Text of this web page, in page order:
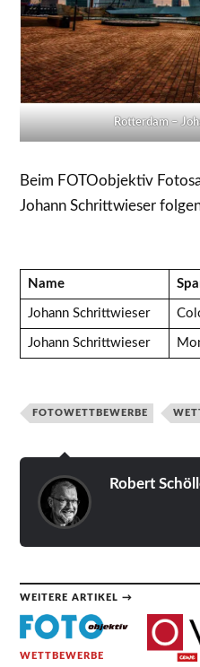
Rotterdam –
Beim FOTOobjektiv
Johann Schrittwieser
Name
Johann Schrittwieser
Johann Schrittwieser
FOTOWETTBEWERBE
Robert
WEITERE ARTIKEL →
WETTBEWERBE